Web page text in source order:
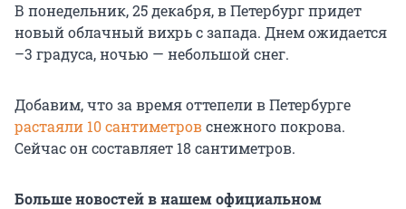
В понедельник, 25 декабря, в Петербург придет
новый облачный вихрь с запада. Днем ожидается
–3 градуса, ночью — небольшой снег.
Добавим, что за время оттепели в Петербурге
растаяли 10 сантиметровснежного покрова.
Сейчас он составляет 18 сантиметров.
Больше новостей в нашем официальном